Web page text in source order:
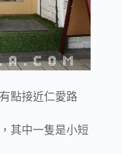
點接近仁愛路
其中一隻是小短